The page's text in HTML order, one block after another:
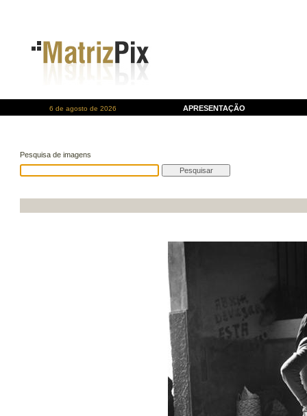
6 de agosto de 2026 APRESENTAÇÃO
Pesquisa de imagens